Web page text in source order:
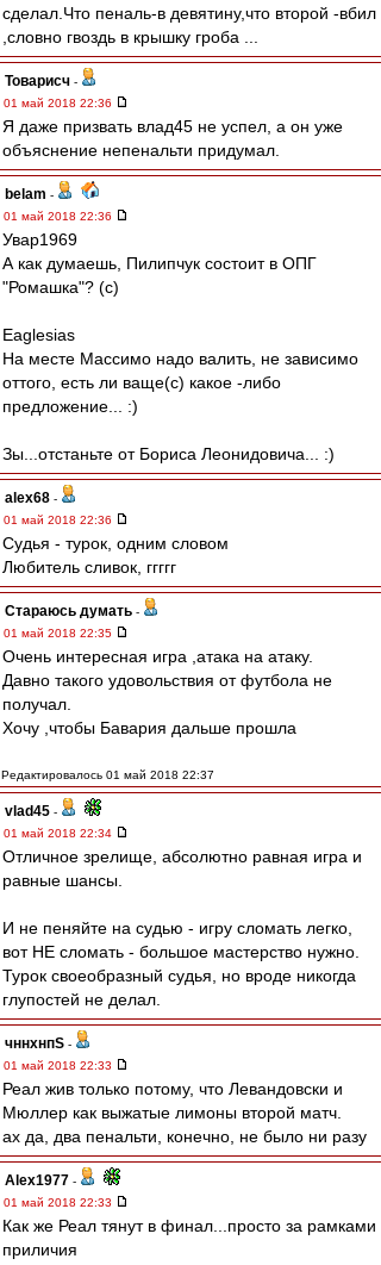
сделал.Что пеналь-в девятину,что второй -вбил
,словно гвоздь в крышку гроба ...
Товарисч -
01 май 2018 22:36
Я даже призвать влад45 не успел, а он уже
объяснение непенальти придумал.
belam -
01 май 2018 22:36
Увар1969
А как думаешь, Пилипчук состоит в ОПГ
"Ромашка"? (с)
Eaglesias
На месте Массимо надо валить, не зависимо
оттого, есть ли ваще(с) какое -либо
предложение... :)
Зы...отстаньте от Бориса Леонидовича... :)
alex68 -
01 май 2018 22:36
Судья - турок, одним словом
Любитель сливок, ггггг
Стараюсь думать -
01 май 2018 22:35
Очень интересная игра ,атака на атаку.
Давно такого удовольствия от футбола не
получал.
Хочу ,чтобы Бавария дальше прошла
Редактировалось 01 май 2018 22:37
vlad45 -
01 май 2018 22:34
Отличное зрелище, абсолютно равная игра и
равные шансы.
И не пеняйте на судью - игру сломать легко,
вот НЕ сломать - большое мастерство нужно.
Турок своеобразный судья, но вроде никогда
глупостей не делал.
чннхнпS -
01 май 2018 22:33
Реал жив только потому, что Левандовски и
Мюллер как выжатые лимоны второй матч.
ах да, два пенальти, конечно, не было ни разу
Alex1977 -
01 май 2018 22:33
Как же Реал тянут в финал...просто за рамками
приличия